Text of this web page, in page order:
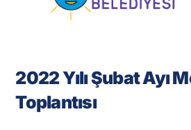
2022 Yılı Şubat Ayı
Toplantısı